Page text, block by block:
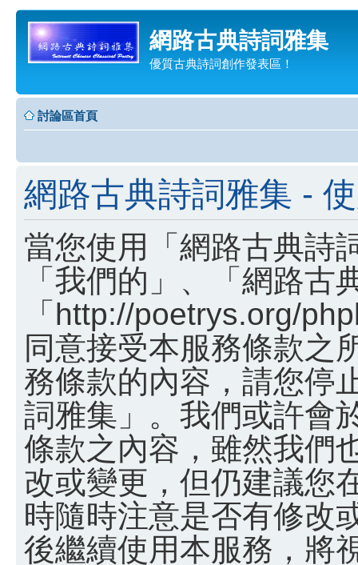
網路古典詩詞雅集
優質古典詩詞創作發表區！
討論區首頁
網路古典詩詞雅集 -
當您使用「網路古典詩
「我們的」、「網路古
「http://poetrys.org/
同意接受本服務條款之
務條款的內容，請您停
詞雅集」。我們或許會
條款之內容，雖然我們
改或變更，但仍建議您
時隨時注意是否有修改
後繼續使用本服務，將